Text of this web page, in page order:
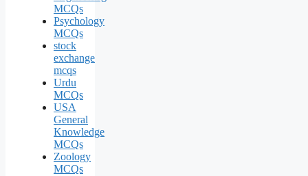
MCQs
Psychology
MCQs
stock
exchange
mcqs
Urdu
MCQs
USA
General
Knowledge
MCQs
Zoology
MCQs